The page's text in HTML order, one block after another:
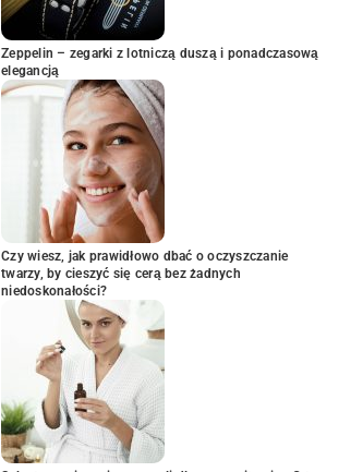
Zeppelin – zegarki z lotniczą duszą i ponadczasową
elegancją
Czy wiesz, jak prawidłowo dbać o oczyszczanie
twarzy, by cieszyć się cerą bez żadnych
niedoskonałości?